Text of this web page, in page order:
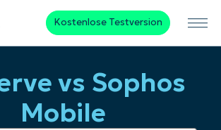
Kostenlose Testversion
vs Sophos
Mobile